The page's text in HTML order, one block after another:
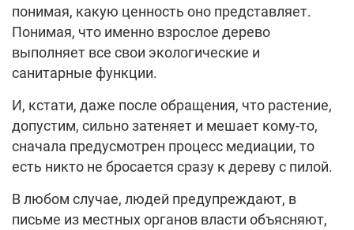
понимая, какую ценность оно представляет.
Понимая, что именно взрослое дерево
выполняет все свои экологические и
санитарные функции.
И, кстати, даже после обращения, что растение,
допустим, сильно затеняет и мешает кому-то,
сначала предусмотрен процесс медиации, то
есть никто не бросается сразу к дереву с пилой.
В любом случае, людей предупреждают, в
письме из местных органов власти объясняют,